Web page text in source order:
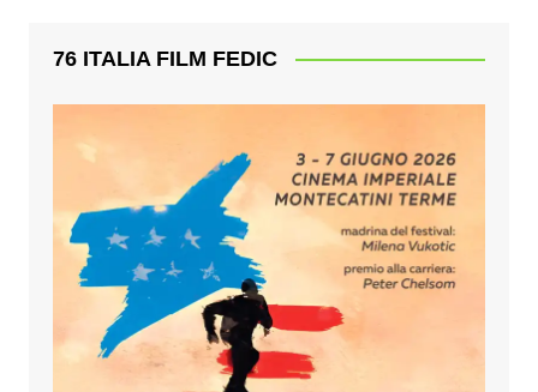
76 ITALIA FILM FEDIC